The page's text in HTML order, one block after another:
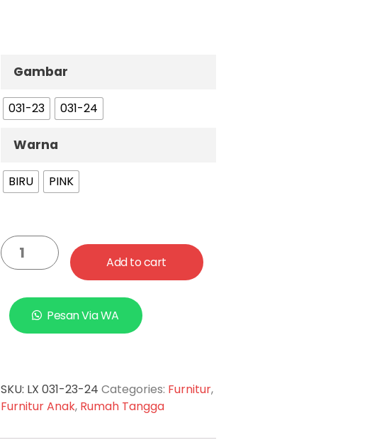
Gambar
031-23 031-24
Warna
BIRU PINK
Add to cart
Pesan Via WA
SKU: LX 031-23-24 Categories: Furnitur,
Furnitur Anak, Rumah Tangga